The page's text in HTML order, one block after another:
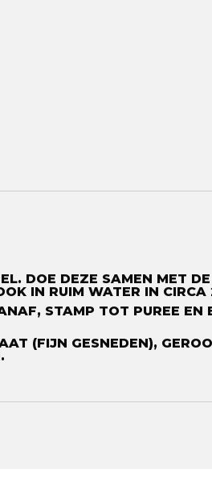
DOE DEZE SAMEN MET
IN RUIM WATER IN
STAMP TOT PUREE
(FIJN GESNEDEN),